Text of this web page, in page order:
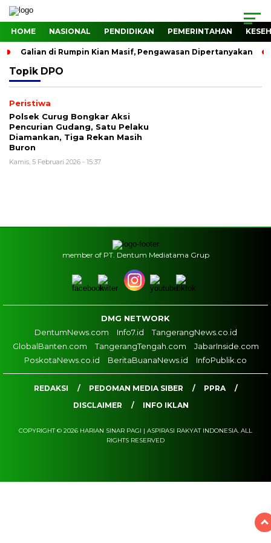
HOME NASIONAL PENDIDIKAN PEMERINTAHAN
Galian di Rumpin Kian Masif, Pengawasan Dipertanyakan
Topik DPO
Peristiwa
Polsek Curug Bongkar Aksi
Pencurian Gudang, Satu Pelaku
Diamankan, Tiga Rekan Masih
Buron
Kamis, 5 Februari 2026 - 15:37
member of PT. Dentum Mediatama Grup
DMG NETWORK
DentumNews.com
Info7.id
TangerangNews.co.id
GlobalBanten.com
TangerangTengah.com
JabarInside.com
PoskotaNews.co.id
BeritaBuanaNews.id InfoPublik.co
REDAKSI PEDOMAN MEDIA SIBER
PPRA
DISCLAIMER
INFO IKLAN
COPYRIGHT © 2026 HARIAN SINAR PAGI | ASPIRASI RAKYAT INDONESIA. ALL
RIGHTS RESERVED